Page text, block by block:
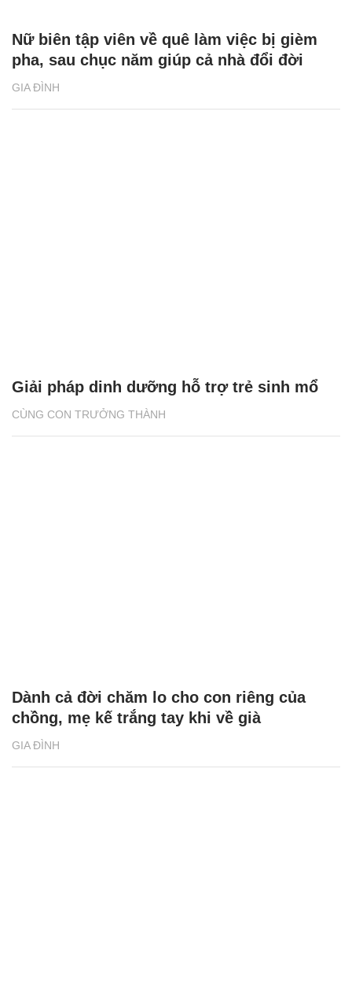
GIA ĐÌNH
Nữ biên tập viên về quê làm việc bị gièm
pha, sau chục năm giúp cả nhà đổi đời
CÙNG CON TRƯỞNG THÀNH
Giải pháp dinh dưỡng hỗ trợ trẻ sinh mổ
GIA ĐÌNH
Dành cả đời chăm lo cho con riêng của
chồng, mẹ kế trắng tay khi về già